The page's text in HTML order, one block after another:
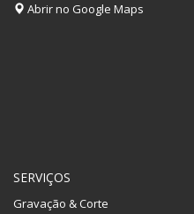
Abrir no Google Maps
SERVIÇOS
Gravação & Corte